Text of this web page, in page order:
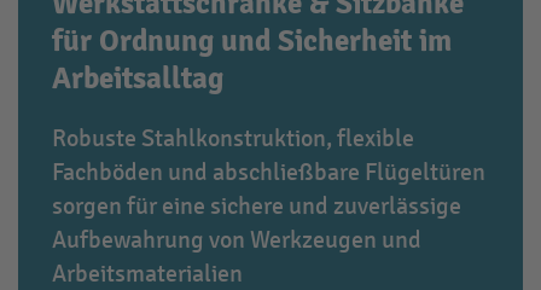
für Ordnung und Sicherheit im
Arbeitsalltag
Robuste Stahlkonstruktion, flexible
Fachböden und abschließbare Flügeltüren
sorgen für eine sichere und zuverlässige
Aufbewahrung von Werkzeugen und
Arbeitsmaterialien